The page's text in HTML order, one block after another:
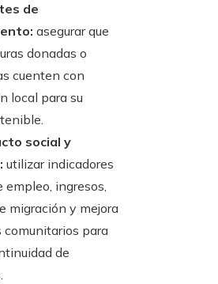
de
asegurar que
donadas o
cuenten con
local para su
social y
utilizar indicadores
empleo, ingresos,
migración y mejora
comunitarios para
de